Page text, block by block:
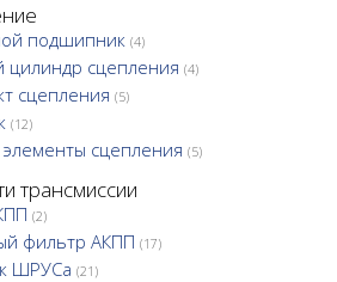
подшипник (4)
цилиндр сцепления (4)
сцепления (5)
(12)
сцепления (5)
трансмиссии
(2)
фильтр АКПП (17)
ШРУСа (21)